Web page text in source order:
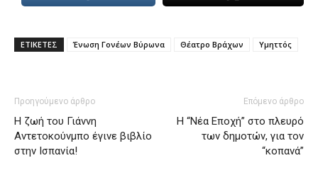
ΕΤΙΚΕΤΕΣ Ένωση Γονέων Βύρωνα Θέατρο Βράχων Υμηττός
Προηγούμενο άρθρο
Η ζωή του Γιάννη
Αντετοκούνμπο έγινε βιβλίο
στην Ισπανία!
Επόμενο άρθρο
Η “Νέα Εποχή” στο πλευρό
των δημοτών, για τον
“κοπανά”